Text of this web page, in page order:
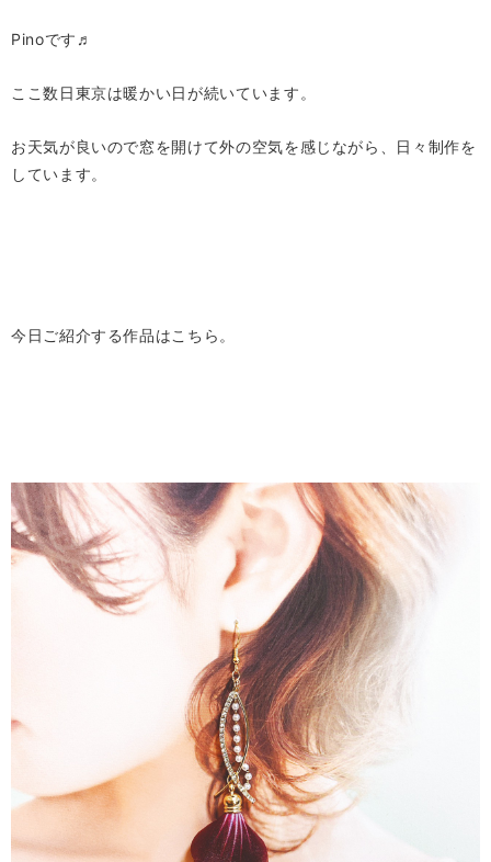
Pinoです♬
ここ数日東京は暖かい日が続いています。
お天気が良いので窓を開けて外の空気を感じながら、日々制作を
しています。
今日ご紹介する作品はこちら。